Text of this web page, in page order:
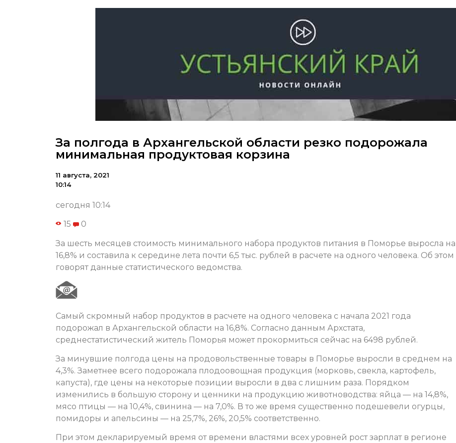
За полгода в Архангельской области резко подорожала
минимальная продуктовая корзина
11 августа, 2021
10:14
сегодня 10:14
15 0
За шесть месяцев стоимость минимального набора продуктов питания в Поморье выросла на
16,8% и составила к середине лета почти 6,5 тыс. рублей в расчете на одного человека. Об этом
говорят данные статистического ведомства.
Самый скромный набор продуктов в расчете на одного человека с начала 2021 года
подорожал в Архангельской области на 16,8%. Согласно данным Архстата,
среднестатистический житель Поморья может прокормиться сейчас на 6498 рублей.
За минувшие полгода цены на продовольственные товары в Поморье выросли в среднем на
4,3%. Заметнее всего подорожала плодоовощная продукция (морковь, свекла, картофель,
капуста), где цены на некоторые позиции выросли в два с лишним раза. Порядком
изменились в большую сторону и ценники на продукцию животноводства: яйца — на 14,8%,
мясо птицы — на 10,4%, свинина — на 7,0%. В то же время существенно подешевели огурцы,
помидоры и апельсины — на 25,7%, 26%, 20,5% соответственно.
При этом декларируемый время от времени властями всех уровней рост зарплат в регионе